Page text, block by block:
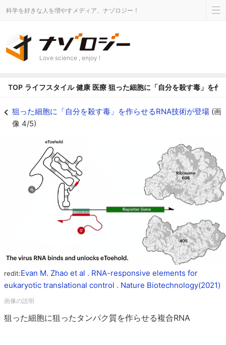
科学を好きな人を増やすメディア、ナゾロジー！
Love science , enjoy !
TOP ライフスタイル 健康 医療 狙った細胞に「自分を殺す毒」を作
狙った細胞に「自分を殺す毒」を作らせるRNA技術が登場 (画
像 4/5)
redit:Evan M. Zhao et al . RNA-responsive elements for
eukaryotic translational control . Nature Biotechnology(2021)
狙った細胞に狙ったタンパク質を作らせる複合RNA